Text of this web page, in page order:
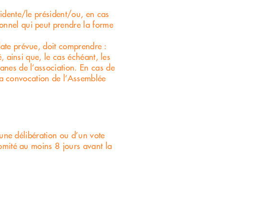
le président/ou, en cas
qui peut prendre la forme
prévue, doit comprendre :
ainsi que, le cas échéant, les
de l’association. En cas de
de l’Assemblée
délibération ou d’un vote
au moins 8 jours avant la